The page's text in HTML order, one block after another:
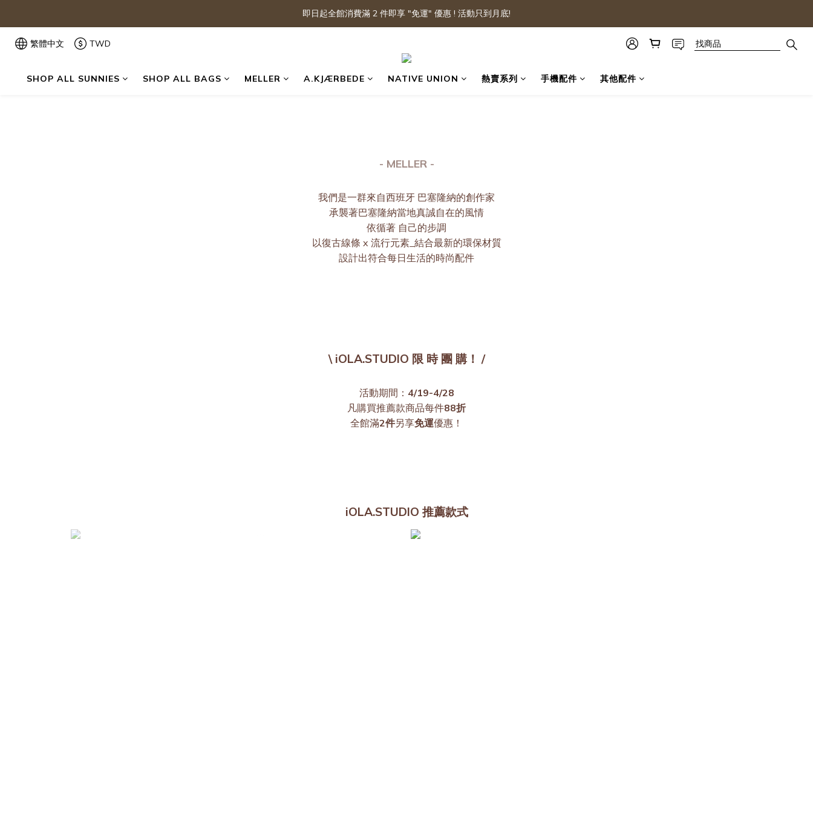
即日起全館消費滿 2 件即享 "免運" 優惠 ! 活動只到月底!
繁體中文 TWD
SHOP ALL SUNNIES SHOP ALL BAGS MELLER A.KJÆRBEDE NATIVE UNION 熱賣系列 手機配件 其他配件
- MELLER -
我們是一群來自西班牙 巴塞隆納的創作家
承襲著巴塞隆納當地真誠自在的風情
依循著 自己的步調
以復古線條 x 流行元素_結合最新的環保材質
設計出符合每日生活的時尚配件
\ iOLA.STUDIO 限 時 團 購！ /
活動期間： 4/19-4/28
凡購買推薦款商品每件88折
全館滿2件另享免運優惠！
iOLA.STUDIO 推薦款式